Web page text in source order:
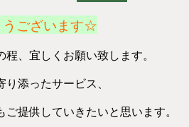
うございます☆
、宜しくお願い致します。
添ったサービス、
提供していきたいと思います。